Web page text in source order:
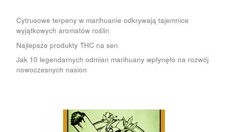
Cytrusowe terpeny w marihuanie odkrywają tajemnice
wyjątkowych aromatów roślin
Najlepsze produkty THC na sen
Jak 10 legendarnych odmian marihuany wpłynęło na rozwój
nowoczesnych nasion